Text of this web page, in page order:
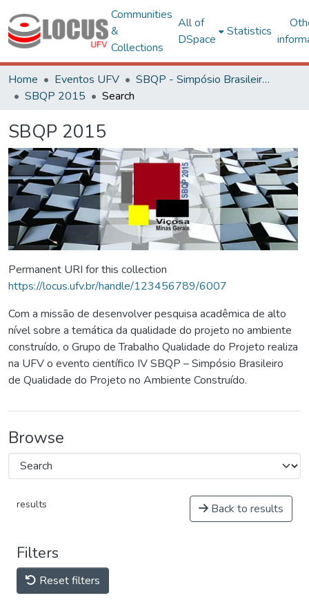
Communities
&
Collections
All of
DSpace
Statistics
Home Eventos UFV
SBQP - Simpósio Brasileiro de Qualidade do Projeto no Ambiente Construído
SBQP 2015
Search
SBQP 2015
Permanent URI for this collection
https://locus.ufv.br/handle/123456789/6007
Com a missão de desenvolver pesquisa acadêmica de alto
nível sobre a temática da qualidade do projeto no ambiente
construído, o Grupo de Trabalho Qualidade do Projeto realiza
na UFV o evento científico IV SBQP – Simpósio Brasileiro
de Qualidade do Projeto no Ambiente Construído.
Browse
results Back to results
Filters
Reset filters